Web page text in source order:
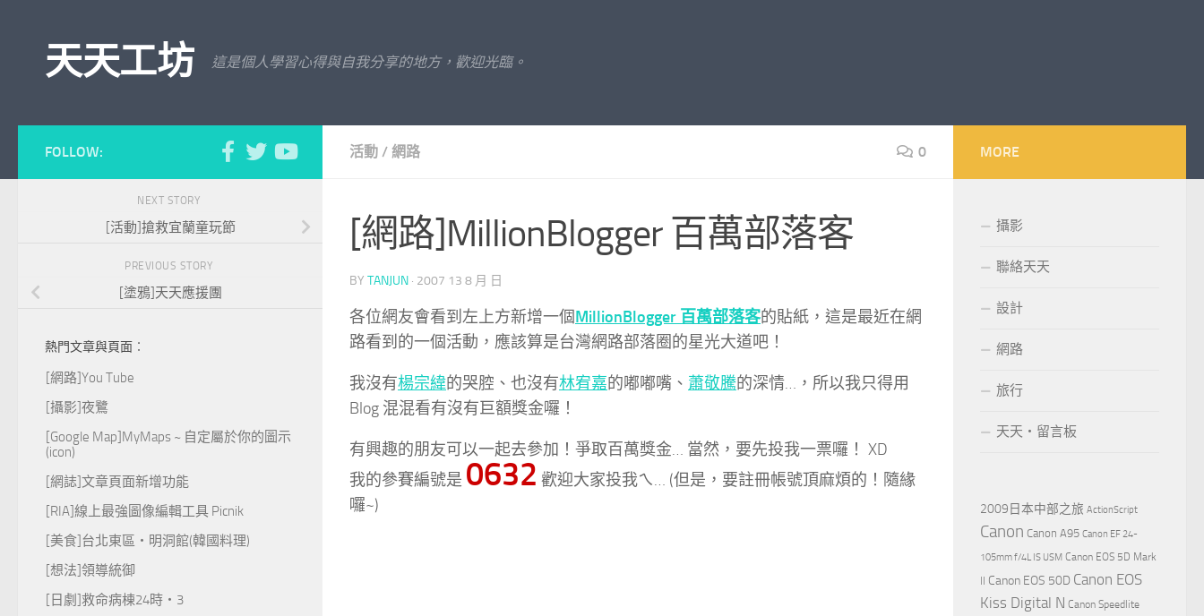
天天工坊 這是個人學習心得與自我分享的地方，歡迎光臨。
活動 / 網路 0
[網路]MillionBlogger 百萬部落客
BY TANJUN · 2007 13 8 月 日
各位網友會看到左上方新增一個MillionBlogger 百萬部落客的貼紙，這是最近在網
路看到的一個活動，應該算是台灣網路部落圈的星光大道吧！
我沒有楊宗緯的哭腔、也沒有林宥嘉的嘟嘟嘴、 蕭敬騰的深情…，所以我只得用
Blog 混混看有沒有巨額獎金囉！
有興趣的朋友可以一起去參加！爭取百萬獎金… 當然，要先投我一票囉！ XD
我的參賽編號是 0632 歡迎大家投我ㄟ… (但是，要註冊帳號頂麻煩的！隨緣
囉~)
FOLLOW:
NEXT STORY
[活動]搶救宜蘭童玩節
PREVIOUS STORY
[塗鴉]天天應援團
熱門文章與頁面︰
[網路]You Tube
[攝影]夜鷺
[Google Map]MyMaps ~ 自定屬於你的圖示
(icon)
[網誌]文章頁面新增功能
[RIA]線上最強圖像編輯工具 Picnik
[美食]台北東區‧明洞館(韓國料理)
[想法]領導統御
[日劇]救命病棟24時‧3
MORE
攝影
聯絡天天
設計
網路
旅行
天天‧留言板
2009日本中部之旅 ActionScript
Canon Canon A95 Canon EF 24-
105mm f/4L IS USM Canon EOS 5D Mark
Canon EOS 50D Canon EOS
Kiss Digital N Canon Speedlite